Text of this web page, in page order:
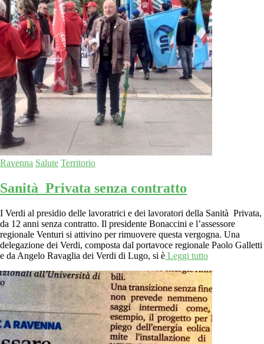
Ravenna Salute Territorio
Sanità Privata senza contratto
I Verdi al presidio delle lavoratrici e dei lavoratori della Sanità Privata,
da 12 anni senza contratto. Il presidente Bonaccini e l’assessore
regionale Venturi si attivino per rimuovere questa vergogna. Una
delegazione dei Verdi, composta dal portavoce regionale Paolo Galletti
e da Angelo Ravaglia dei Verdi di Lugo, si è Leggi tutto